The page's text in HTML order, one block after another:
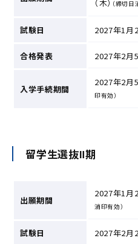
（木） （締切日
試験日 2027年1月
合格発表 2027年2月5
入学手続期間
2027年2月5
印有効）
留学生選抜Ⅱ期
出願期間
2027年1月
消印有効）
試験日 2027年2月